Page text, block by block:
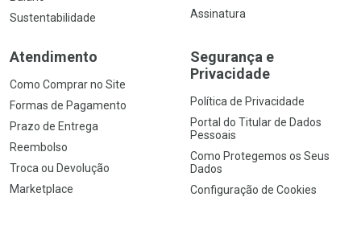
Sustentabilidade
Assinatura
Atendimento
Como Comprar no Site
Formas de Pagamento
Prazo de Entrega
Reembolso
Troca ou Devolução
Marketplace
Segurança e
Privacidade
Política de Privacidade
Portal do Titular de Dados
Pessoais
Como Protegemos os Seus
Dados
Configuração de Cookies